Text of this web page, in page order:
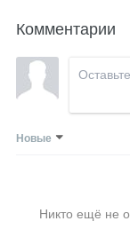
Комментарии
Новые
Никто ещё не